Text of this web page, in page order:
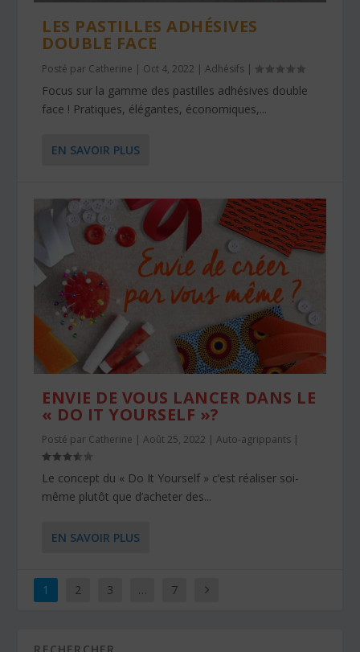
LES PASTILLES ADHÉSIVES
DOUBLE FACE
Posté par Catherine | Oct 4, 2022 |Adhésifs |
Focus sur la gamme des pastilles adhésives double
face ! Pratiques, élégantes, économiques,...
EN SAVOIR PLUS
ENVIE DE VOUS LANCER DANS LE
« DO IT YOURSELF »?
Posté par Catherine |Août 25, 2022 |Auto-agrippants |
Le concept du « Do It Yourself » c’est réaliser soi-
même plutôt que d’acheter des...
EN SAVOIR PLUS
1 2 3 … 7